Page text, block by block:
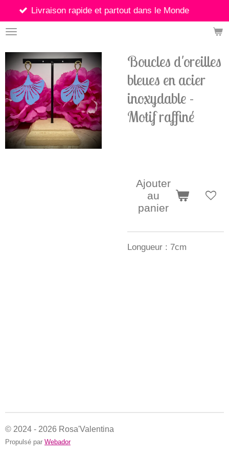
Passer
au
contenu
rapide et partout dans le Monde
Boucles d'oreilles
bleues en acier
inoxydable -
Motif raffiné
Ajouter
au
panier
Longueur : 7cm
© 2024 - 2026 Rosa'Valentina
Propulsé par Webador